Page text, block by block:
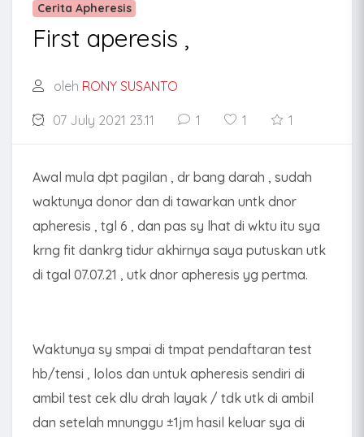
Cerita Apheresis
First aperesis ,
oleh RONY SUSANTO
07 July 2021 23.11 1 1 1
Awal mula dpt pagilan , dr bang darah , sudah
waktunya donor dan di tawarkan untk dnor
apheresis , tgl 6 , dan pas sy lhat di wktu itu sya
krng fit dankrg tidur akhirnya saya putuskan utk
di tgal 07.07.21 , utk dnor apheresis yg pertma.
Waktunya sy smpai di tmpat pendaftaran test
hb/tensi , lolos dan untuk apheresis sendiri di
ambil test cek dlu drah layak / tdk utk di ambil
dan setelah mnunggu ±1jm hasil keluar sya di